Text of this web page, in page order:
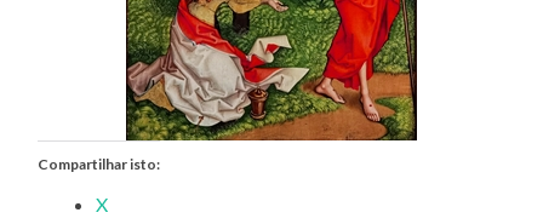
Compartilhar isto:
X